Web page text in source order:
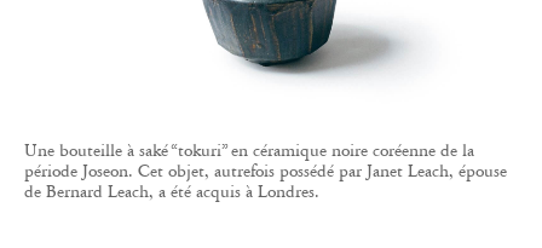
Une bouteille à saké “tokuri” en céramique noire coréenne de la
période Joseon. Cet objet, autrefois possédé par Janet Leach, épouse
de Bernard Leach, a été acquis à Londres.